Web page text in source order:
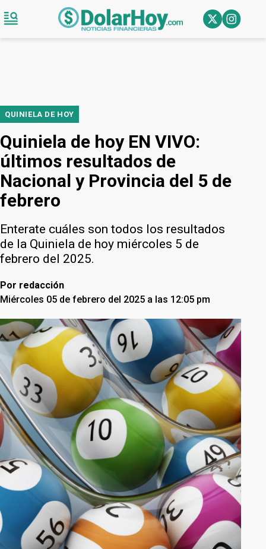
QUINIELA DE HOY
Quiniela de hoy EN VIVO:
últimos resultados de
Nacional y Provincia del 5 de
febrero
Enterate cuáles son todos los resultados
de la Quiniela de hoy miércoles 5 de
febrero del 2025.
Por redacción
Miércoles 05 de febrero del 2025 a las 12:05 pm